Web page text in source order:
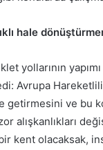
hale
yollarının
Avrupa
getirmesini ve bu
alışkanlıkları
kent olacaksak,